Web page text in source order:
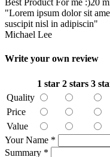
Best Product For me :)20
"Lorem ipsum dolor sit
suscipit nisl in adipiscin"
Michael Lee
Write your own review
1 star 2 stars 3
Quality
Price
Value
Your Name *
Summary *